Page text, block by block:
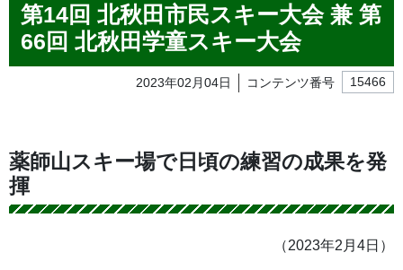
第14回 北秋田市民スキー大会 兼 第
66回 北秋田学童スキー大会
2023年02月04日 コンテンツ番号 15466
薬師山スキー場で日頃の練習の成果を発
揮
（2023年2月4日）